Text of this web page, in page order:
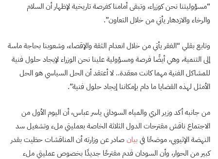
“مسؤوليتنا نحن كوزراء، وتبقى أمامنا كفرصة تاريخية لإظهار أن السلام
والرخاء والازدهار يأتي من خلال التعاون”.
وتابع بقلي “الفقر يأتي من خلال انعدام الثقة والإقصاء، وشعوبنا بحاجة ماسة
إلى التنمية، وهي أيضًا فرصة ومسؤولية علينا نحن الوزراء لإيجاد حلول فنية
للمشاكل الفنية مهما كانت معقدة.. لا أعتقد أن الحل السياسي هو الحل
الأمثل لهذه القضايا ما دام بإمكاننا إيجاد حلول فنية”.
من جانبه أكد وزير الري والمياه السوداني ياسر عباس، أن اليوم الأول من
الاجتماع ناقش مقترحات الدول الثلاثة الخاصة بعمليتي ملء وتشغيل سد
النهضة الإثيوبي، موضحًا في بيان صادر عن وزارته أن المناقشات حظيت بقدر
كبير من الحوار، وأن السودان قدم مقترحًا جديدًا بخصوص عمليتي ملء